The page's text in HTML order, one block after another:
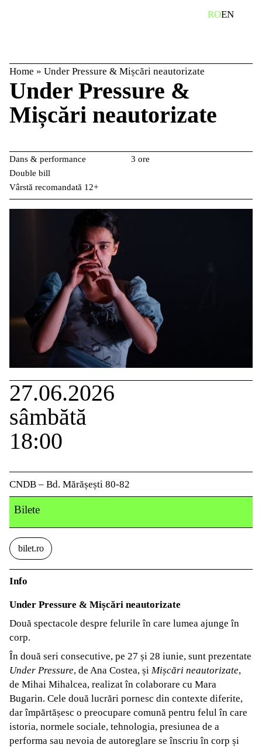
ROEN
Home » Under Pressure & Mișcări neautorizate
Under Pressure &
Mișcări neautorizate
Dans & performance
Double bill
Vârstă recomandată 12+
3 ore
27.06.2026
sâmbătă
18:00
CNDB – Bd. Mărășești 80-82
Bilete
bilet.ro
Info
Under Pressure & Mișcări neautorizate
Două spectacole despre felurile în care lumea ajunge în
corp.
În două seri consecutive, pe 27 și 28 iunie, sunt prezentate
Under Pressure, de Ana Costea, și Mișcări neautorizate,
de Mihai Mihalcea, realizat în colaborare cu Mara
Bugarin. Cele două lucrări pornesc din contexte diferite,
dar împărtășesc o preocupare comună pentru felul în care
istoria, normele sociale, tehnologia, presiunea de a
performa sau nevoia de autoreglare se înscriu în corp și